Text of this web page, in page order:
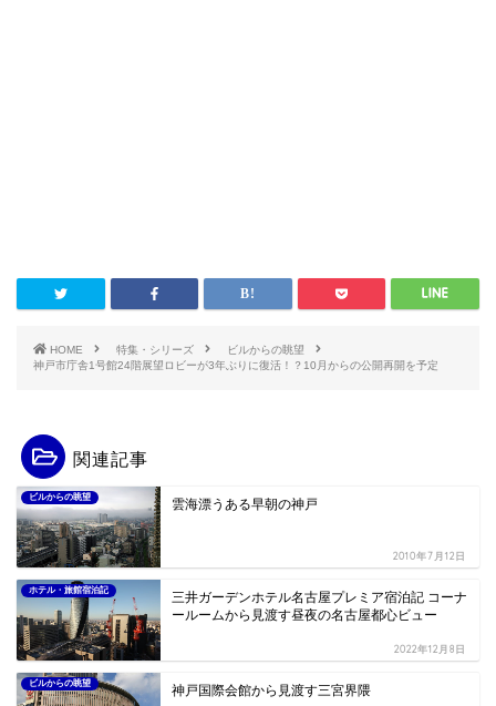
HOME 特集・シリーズ
ビルからの眺望
神戸市庁舎1号館24階展望ロビーが3年ぶりに復活！？10月からの公開再開を予定
関連記事
ビルからの眺望 雲海漂うある早朝の神戸
2010年7月12日
ホテル・旅館宿泊記
三井ガーデンホテル名古屋プレミア宿泊記 コーナ
ールームから見渡す昼夜の名古屋都心ビュー
2022年12月8日
ビルからの眺望 神戸国際会館から見渡す三宮界隈